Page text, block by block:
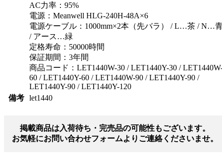
AC力率：95%
電源：Meanwell HLG-240H-48A×6
電源ケーブル：1000mm×2本（先バラ） / L…茶 / N…
/ アース…緑
定格寿命：50000時間
保証期間：3年間
商品コード：LET1440W-30 / LET1440Y-30 /
60 / LET1440Y-60 / LET1440W-90 / LET1440Y-90 /
LET1440Y-90 / LET1440Y-120
備考 let1440
掲載商品は入荷待ち・完売品の可能性もございます。
お気軽にお問い合わせフォームよりご連絡くださいませ。